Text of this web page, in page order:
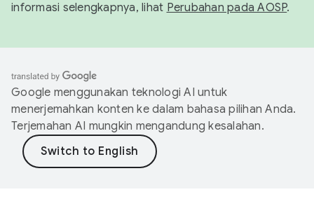
informasi selengkapnya, lihat Perubahan pada AOSP.
Google menggunakan teknologi AI untuk
menerjemahkan konten ke dalam bahasa pilihan Anda.
Terjemahan AI mungkin mengandung kesalahan.